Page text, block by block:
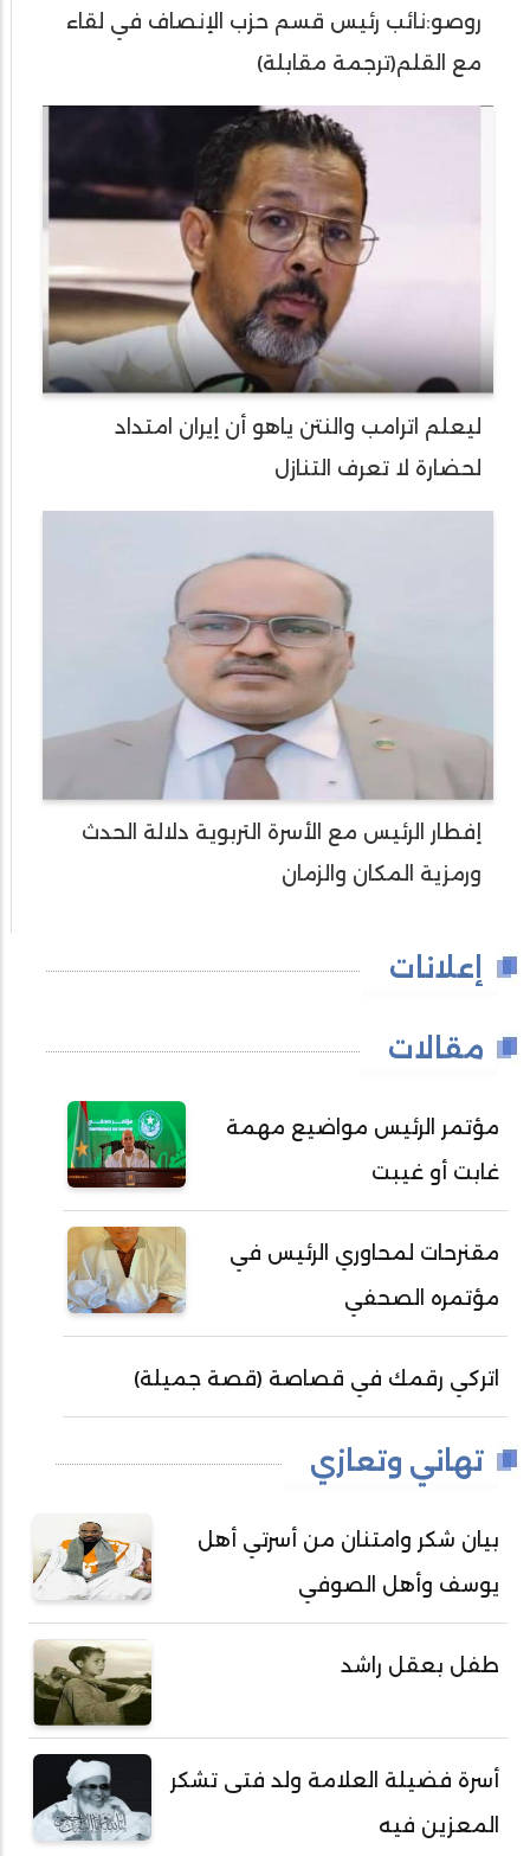
روصو:نائب رئيس قسم حزب الإنصاف في لقاء
مع القلم(ترجمة مقابلة)
ليعلم اترامب والنتن ياهو أن إيران امتداد
لحضارة لا تعرف التنازل
إفطار الرئيس مع الأسرة التربوية دلالة الحدث
ورمزية المكان والزمان
إعلانات
مقالات
مؤتمر الرئيس مواضيع مهمة
غابت أو غيبت
مقنرحات لمحاوري الرئيس في
مؤتمره الصحفي
اتركي رقمك في قصاصة (قصة جميلة)
تهاني وتعازي
بيان شكر وامتنان من أسرتي أهل
يوسف وأهل الصوفي
طفل بعقل راشد
أسرة فضيلة العلامة ولد فتى تشكر
المعزين فيه